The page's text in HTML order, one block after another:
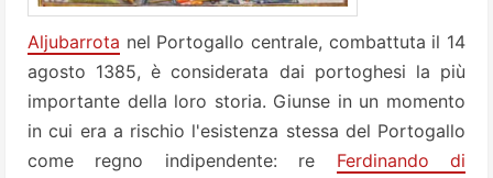
Aljubarrota nel Portogallo centrale, combattuta il 14
agosto 1385, è considerata dai portoghesi la più
importante della loro storia. Giunse in un momento
in cui era a rischio l'esistenza stessa del Portogallo
come regno indipendente: re Ferdinando di